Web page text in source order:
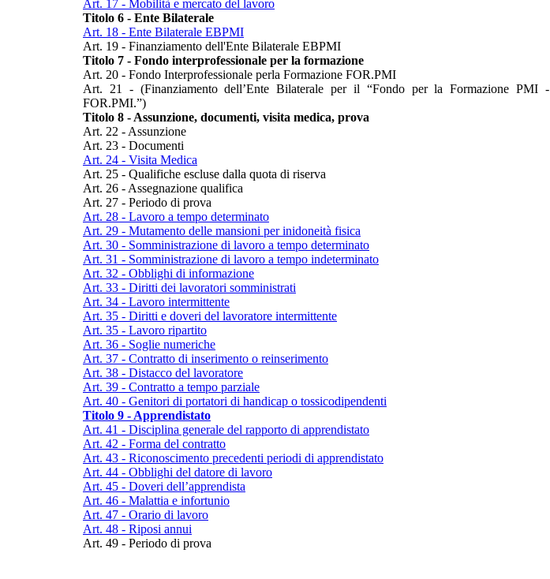
Art. 17 - Mobilità e mercato del lavoro
Titolo 6 - Ente Bilaterale
Art. 18 - Ente Bilaterale EBPMI
Art. 19 - Finanziamento dell'Ente Bilaterale EBPMI
Titolo 7 - Fondo interprofessionale per la formazione
Art. 20 - Fondo Interprofessionale perla Formazione FOR.PMI
Art. 21 - (Finanziamento dell’Ente Bilaterale per il “Fondo per la Formazione PMI -
FOR.PMI.”)
Titolo 8 - Assunzione, documenti, visita medica, prova
Art. 22 - Assunzione
Art. 23 - Documenti
Art. 24 - Visita Medica
Art. 25 - Qualifiche escluse dalla quota di riserva
Art. 26 - Assegnazione qualifica
Art. 27 - Periodo di prova
Art. 28 - Lavoro a tempo determinato
Art. 29 - Mutamento delle mansioni per inidoneità fisica
Art. 30 - Somministrazione di lavoro a tempo determinato
Art. 31 - Somministrazione di lavoro a tempo indeterminato
Art. 32 - Obblighi di informazione
Art. 33 - Diritti dei lavoratori somministrati
Art. 34 - Lavoro intermittente
Art. 35 - Diritti e doveri del lavoratore intermittente
Art. 35 - Lavoro ripartito
Art. 36 - Soglie numeriche
Art. 37 - Contratto di inserimento o reinserimento
Art. 38 - Distacco del lavoratore
Art. 39 - Contratto a tempo parziale
Art. 40 - Genitori di portatori di handicap o tossicodipendenti
Titolo 9 - Apprendistato
Art. 41 - Disciplina generale del rapporto di apprendistato
Art. 42 - Forma del contratto
Art. 43 - Riconoscimento precedenti periodi di apprendistato
Art. 44 - Obblighi del datore di lavoro
Art. 45 - Doveri dell’apprendista
Art. 46 - Malattia e infortunio
Art. 47 - Orario di lavoro
Art. 48 - Riposi annui
Art. 49 - Periodo di prova